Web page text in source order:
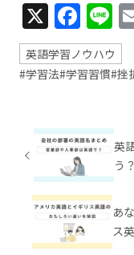
X
英語学習ノウハウ
#学習法#学習習慣#挫
英
う
あ
ス